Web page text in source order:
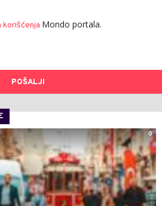
korišćenja Mondo portala.
POŠALJI
0